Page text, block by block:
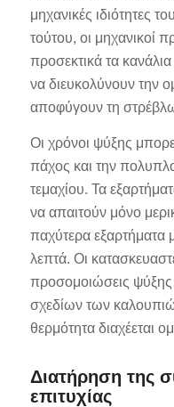
μηχανικές ιδιότητες
τούτου, οι μηχανικοί
προσεκτικά τα
να διευκολύνουν την
αποφύγουν τη
Οι χρόνοι ψύξης
πάχος και την
τεμαχίου. Τα
να απαιτούν μόνο
παχύτερα εξαρτήματα
λεπτά. Οι
προσομοιώσεις ψύξης
σχεδίων των
θερμότητα διαχέεται
Διατήρηση της
επιτυχίας